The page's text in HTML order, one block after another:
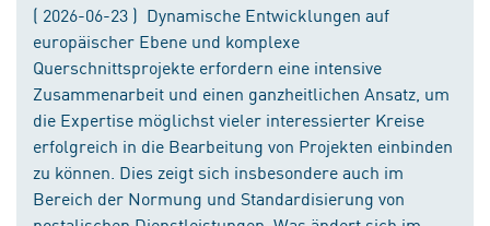
( 2026-06-23 ) Dynamische Entwicklungen auf
europäischer Ebene und komplexe
Querschnittsprojekte erfordern eine intensive
Zusammenarbeit und einen ganzheitlichen Ansatz, um
die Expertise möglichst vieler interessierter Kreise
erfolgreich in die Bearbeitung von Projekten einbinden
zu können. Dies zeigt sich insbesondere auch im
Bereich der Normung und Standardisierung von